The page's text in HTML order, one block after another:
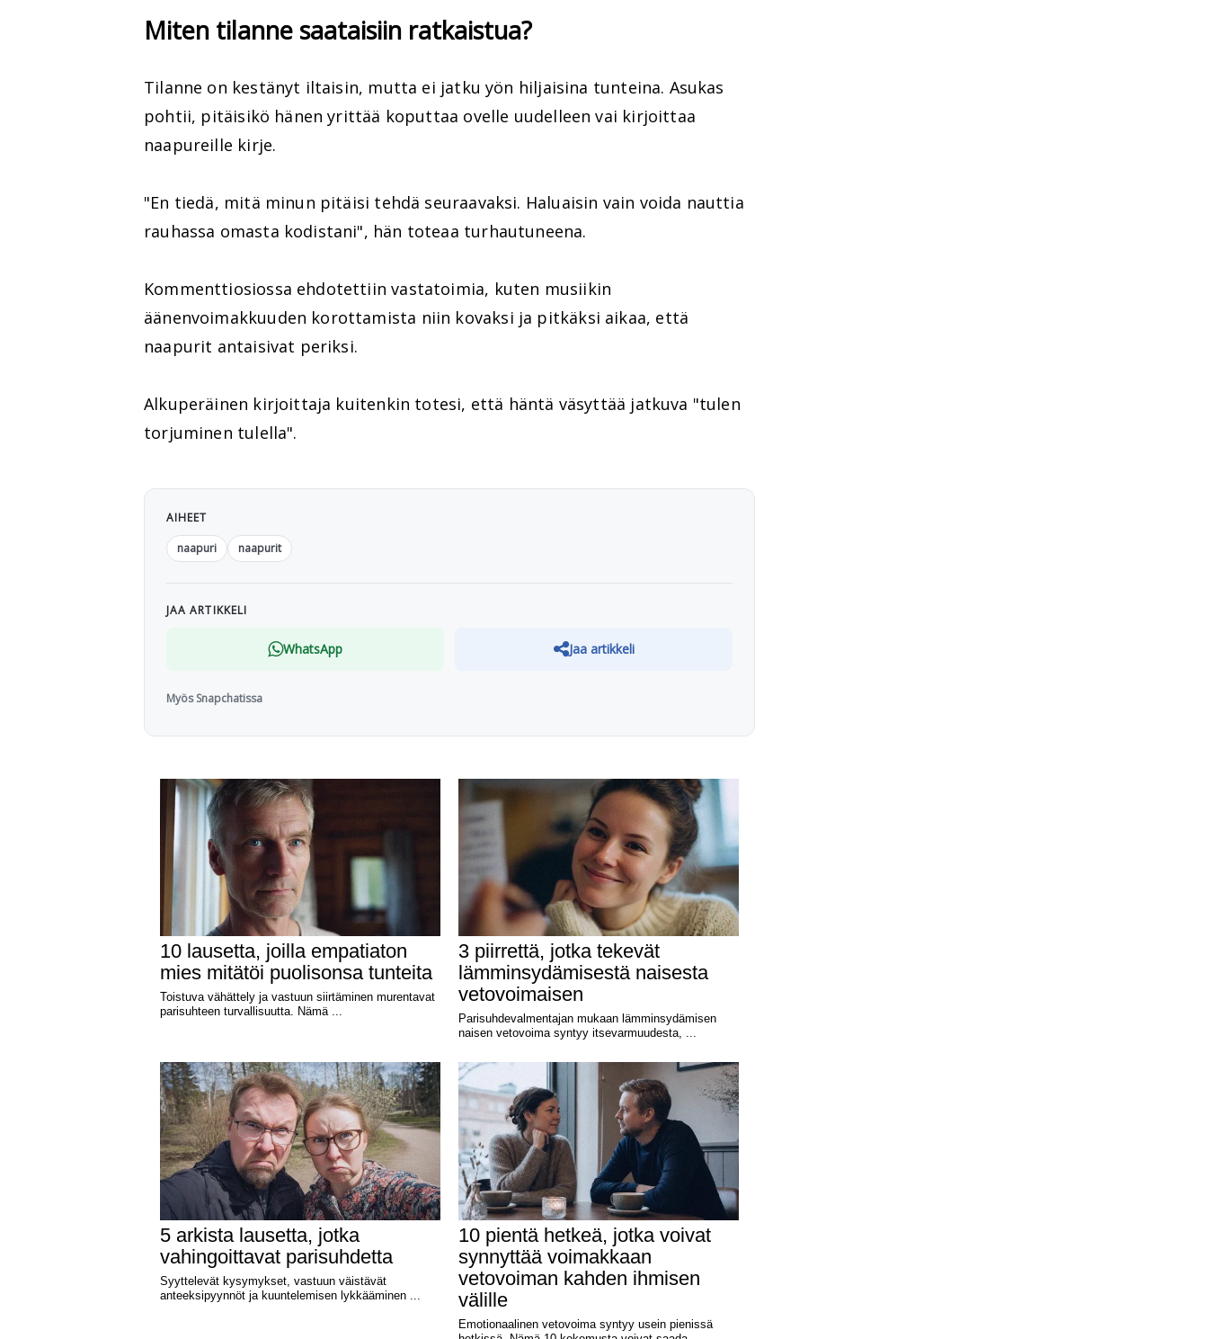
Miten tilanne saataisiin ratkaistua?
Tilanne on kestänyt iltaisin, mutta ei jatku yön hiljaisina tunteina. Asukas
pohtii, pitäisikö hänen yrittää koputtaa ovelle uudelleen vai kirjoittaa
naapureille kirje.
"En tiedä, mitä minun pitäisi tehdä seuraavaksi. Haluaisin vain voida nauttia
rauhassa omasta kodistani", hän toteaa turhautuneena.
Kommenttiosiossa ehdotettiin vastatoimia, kuten musiikin
äänenvoimakkuuden korottamista niin kovaksi ja pitkäksi aikaa, että
naapurit antaisivat periksi.
Alkuperäinen kirjoittaja kuitenkin totesi, että häntä väsyttää jatkuva "tulen
torjuminen tulella".
AIHEET
naapuri
naapurit
JAA ARTIKKELI
WhatsApp Jaa artikkeli
Myös Snapchatissa